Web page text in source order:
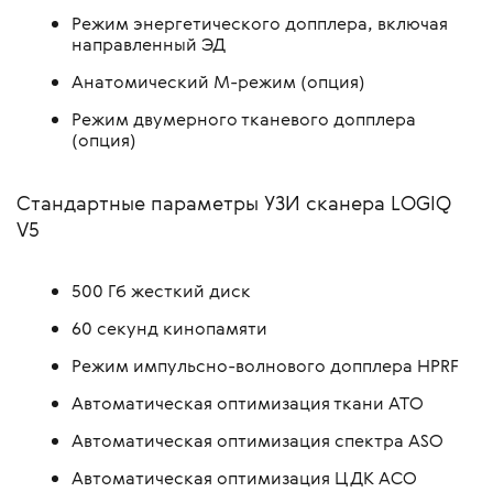
Режим энергетического допплера, включая
направленный ЭД
Анатомический М-режим (опция)
Режим двумерного тканевого допплера
(опция)
Стандартные параметры УЗИ сканера LOGIQ
V5
500 Гб жесткий диск
60 секунд кинопамяти
Режим импульсно-волнового допплера HPRF
Автоматическая оптимизация ткани АТО
Автоматическая оптимизация спектра ASO
Автоматическая оптимизация ЦДК ACO